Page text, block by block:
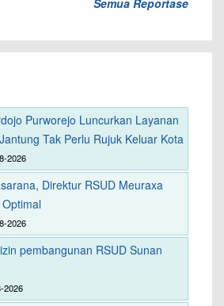
Semua Reportase
Purworejo Luncurkan Layanan
Tak Perlu Rujuk Keluar Kota
2026
Direktur RSUD Meuraxa
2026
pembangunan RSUD Sunan
2026